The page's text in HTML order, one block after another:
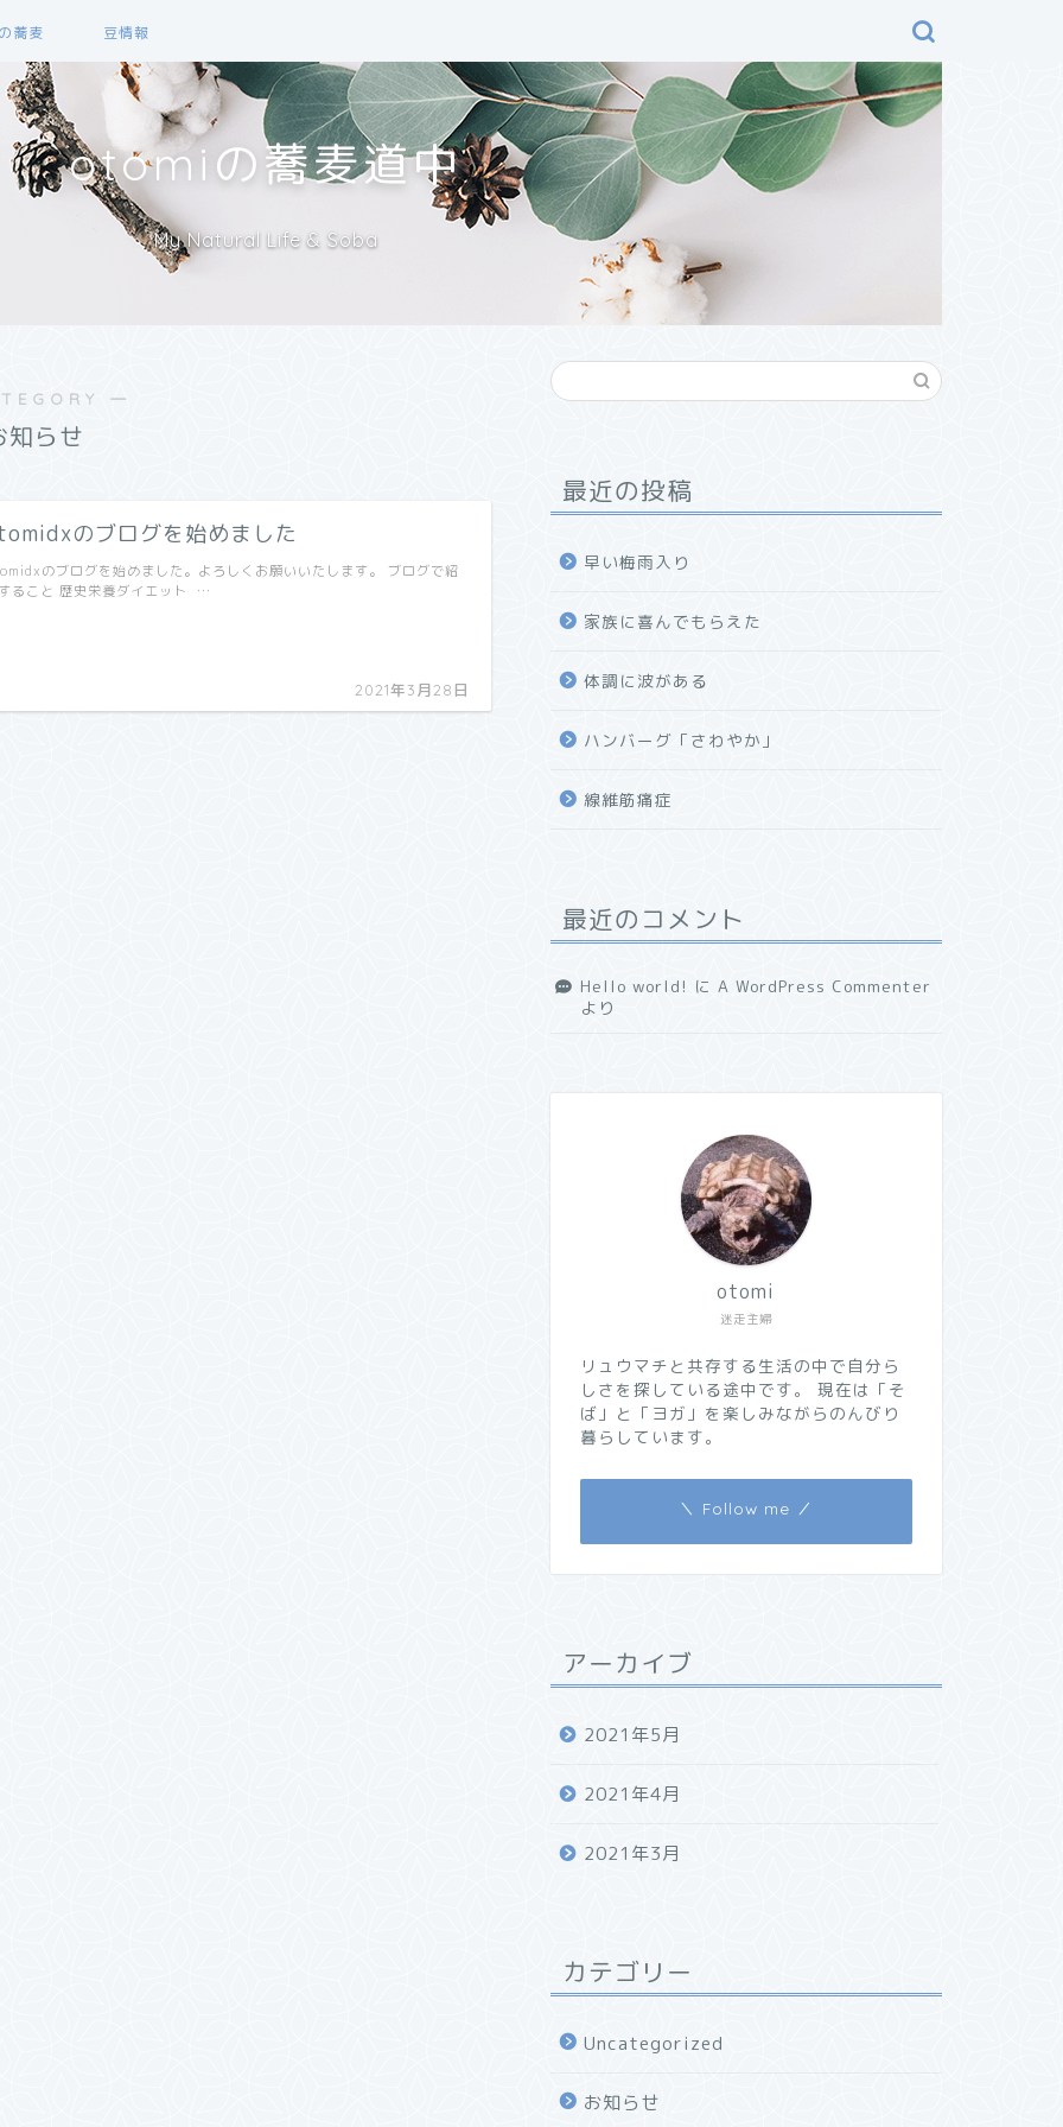
蕎麦 豆情報
otomiの蕎麦道中
My Natural Life & Soba
―
知らせ
のブログを始めました
2021年3月28日
のブログを始めました。よろしくお願いいたします。 ブログで紹
ること 歴史栄養ダイエット …
最近の投稿
早い梅雨入り
家族に喜んでもらえた
体調に波がある
ハンバーグ「さわやか」
線維筋痛症
最近のコメント
Hello world! に A WordPress Commenter
より
迷走主婦
otomi
リュウマチと共存する生活の中で自分ら
しさを探している途中です。 現在は「そ
ば」と「ヨガ」を楽しみながらのんびり
暮らしています。
＼ Follow me ／
アーカイブ
2021年5月
2021年4月
2021年3月
カテゴリー
Uncategorized
お知らせ